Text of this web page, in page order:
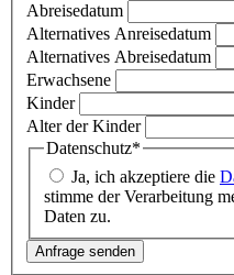
Abreisedatum
Alternatives Anreisedatum
Alternatives Abreisedatum
Erwachsene
Kinder
Alter der Kinder
Datenschutz*
Ja, ich akzeptiere die
stimme der Verarbeitung
Daten zu.